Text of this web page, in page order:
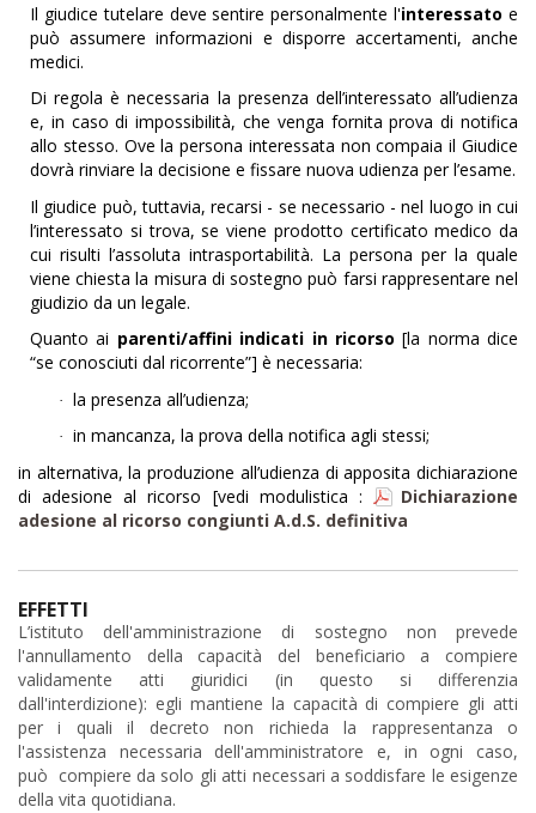
Il giudice tutelare deve sentire personalmente l'interessato e
può assumere informazioni e disporre accertamenti, anche
medici.
Di regola è necessaria la presenza dell’interessato all’udienza
e, in caso di impossibilità, che venga fornita prova di notifica
allo stesso. Ove la persona interessata non compaia il Giudice
dovrà rinviare la decisione e fissare nuova udienza per l’esame.
Il giudice può, tuttavia, recarsi - se necessario - nel luogo in cui
l’interessato si trova, se viene prodotto certificato medico da
cui risulti l’assoluta intrasportabilità. La persona per la quale
viene chiesta la misura di sostegno può farsi rappresentare nel
giudizio da un legale.
Quanto ai parenti/affini indicati in ricorso [la norma dice
“se conosciuti dal ricorrente”] è necessaria:
· la presenza all’udienza;
· in mancanza, la prova della notifica agli stessi;
in alternativa, la produzione all’udienza di apposita dichiarazione
di adesione al ricorso [vedi modulistica :
Dichiarazione
adesione al ricorso congiunti A.d.S. definitiva
EFFETTI
L’istituto dell'amministrazione di sostegno non prevede
l'annullamento della capacità del beneficiario a compiere
validamente atti giuridici (in questo si differenzia
dall'interdizione): egli mantiene la capacità di compiere gli atti
per i quali il decreto non richieda la rappresentanza o
l'assistenza necessaria dell'amministratore e, in ogni caso,
può compiere da solo gli atti necessari a soddisfare le esigenze
della vita quotidiana.